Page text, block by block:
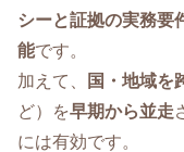
シーと証拠の実務要
能です。
加えて、
国・地域を
ど）を早期から並走
には有効です。